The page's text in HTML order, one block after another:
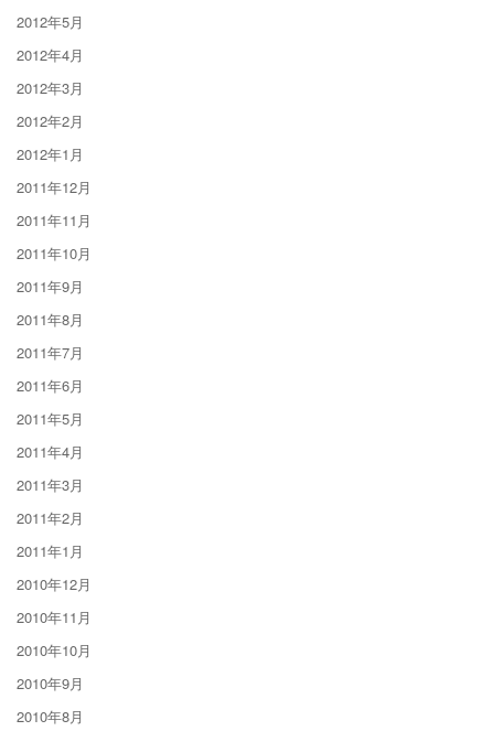
2012年5月
2012年4月
2012年3月
2012年2月
2012年1月
2011年12月
2011年11月
2011年10月
2011年9月
2011年8月
2011年7月
2011年6月
2011年5月
2011年4月
2011年3月
2011年2月
2011年1月
2010年12月
2010年11月
2010年10月
2010年9月
2010年8月